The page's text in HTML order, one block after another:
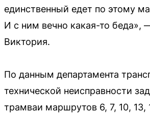
единственный едет по этому
И с ним вечно какая-то беда»,
Виктория.
По данным департамента
технической неисправности
трамваи маршрутов 6, 7, 10, 13,